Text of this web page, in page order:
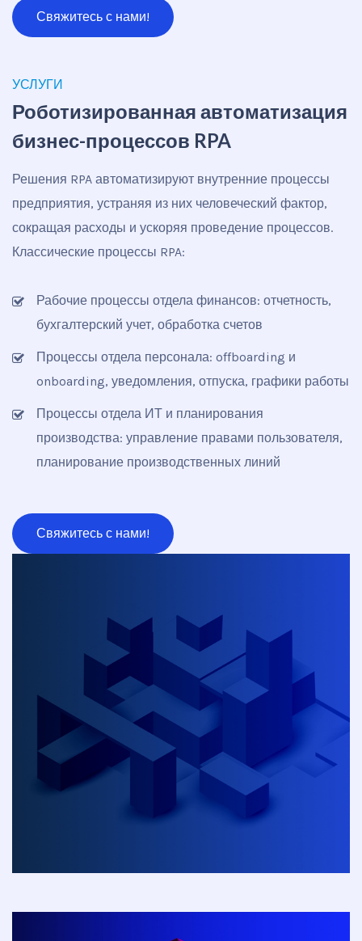
Свяжитесь с нами!
УСЛУГИ
Роботизированная автоматизация
бизнес-процессов RPA
Решения RPA автоматизируют внутренние процессы
предприятия, устраняя из них человеческий фактор,
сокращая расходы и ускоряя проведение процессов.
Классические процессы RPA:
Рабочие процессы отдела финансов: отчетность,
бухгалтерский учет, обработка счетов
Процессы отдела персонала: offboarding и
onboarding, уведомления, отпуска, графики работы
Процессы отдела ИТ и планирования
производства: управление правами пользователя,
планирование производственных линий
Свяжитесь с нами!